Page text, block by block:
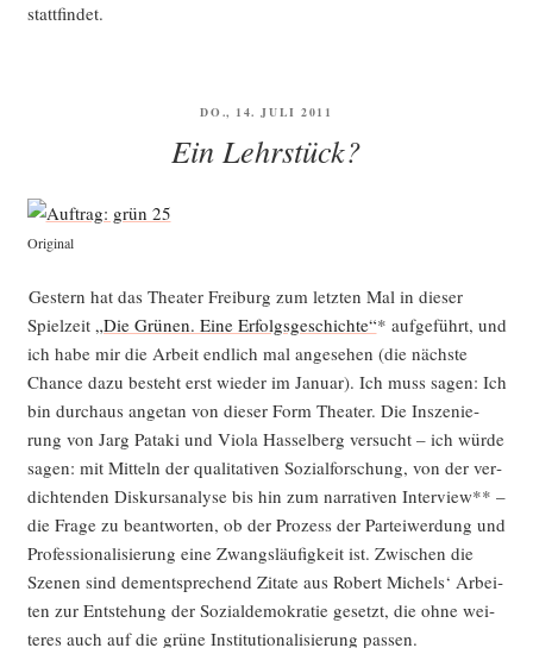
stattfindet.
VERÖFFENTLICHT
DO., 14. JULI 2011
Ein Lehrstück?
Ori­gi­nal
Ges­tern hat das Thea­ter Frei­burg zum letz­ten Mal in die­ser
Spiel­zeit „Die Grü­nen. Eine Erfolgs­ge­schich­te“* auf­ge­führt, und
ich habe mir die Arbeit end­lich mal ange­se­hen (die nächs­te
Chan­ce dazu besteht erst wie­der im Janu­ar). Ich muss sagen: Ich
bin durch­aus ange­tan von die­ser Form Thea­ter. Die Insze­nie­
rung von Jarg Pata­ki und Vio­la Has­sel­berg ver­sucht – ich wür­de
sagen: mit Mit­teln der qua­li­ta­ti­ven Sozi­al­for­schung, von der ver­
dich­ten­den Dis­kurs­ana­ly­se bis hin zum nar­ra­ti­ven Inter­view** –
die Fra­ge zu beant­wor­ten, ob der Pro­zess der Par­tei­wer­dung und
Pro­fes­sio­na­li­sie­rung eine Zwangs­läu­fig­keit ist. Zwi­schen die
Sze­nen sind dem­entspre­chend Zita­te aus Robert Michels‘ Arbei­
ten zur Ent­ste­hung der Sozi­al­de­mo­kra­tie gesetzt, die ohne wei­
te­res auch auf die grü­ne Insti­tu­tio­na­li­sie­rung passen.